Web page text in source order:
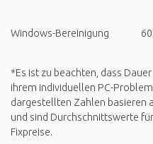
Windows-Bereinigung
*Es ist zu beachten, dass
ihrem individuellen PC-
dargestellten Zahlen basieren
und sind Durchschnittswerte
Fixpreise.